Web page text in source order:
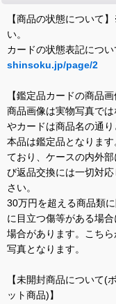
【商品の状態について
い。
カードの状態表記につ
shinsoku.jp/page/2
【鑑定品カードの商品画
商品画像は実物写真で
やカードは商品名の通り
本品は鑑定品となりま
ており、ケースの内外
び返品交換には一切対
さい。
30万円を超える商品類
に目立つ傷等がある場
場合があります。こち
写真となります。
【未開封商品について(
ット商品)】